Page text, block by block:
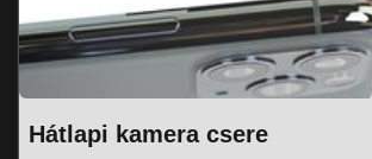
Hátlapi kamera csere